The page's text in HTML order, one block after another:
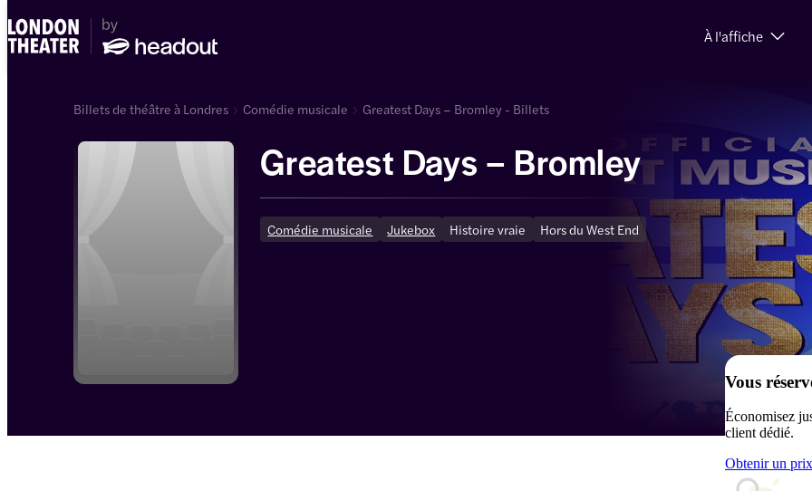
À l'affiche
Billets de théâtre à Londres Comédie musicale Greatest Days – Bromley - Billets
Greatest Days – Bromley
Comédie musicale Jukebox Histoire vraie Hors du West End
Vous
Économisez
client dédié.
Obtenir un